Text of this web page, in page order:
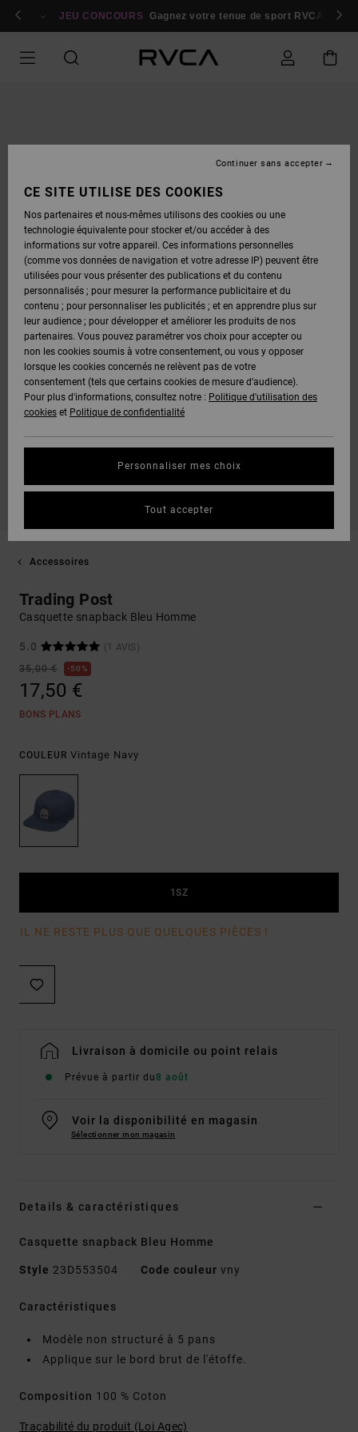
Se connecter / s'inscrire
JEU CONCOURS Gagnez votre tenue de sport RVCA
Accessoires
Trading Post
Casquette snapback Bleu Homme
5.0
(1 AVIS)
35,00 €
50%
17,50 €
BONS PLANS
COULEUR Vintage Navy
1SZ
IL NE RESTE PLUS QUE QUELQUES PIÈCES !
Livraison à domicile ou point relais
Prévue à partir du8 août
Voir la disponibilité en magasin
Sélectionner mon magasin
Details & caractéristiques
Casquette snapback Bleu Homme
Style 23D553504 Code couleur vny
Caractéristiques
Modèle non structuré à 5 pans
Applique sur le bord brut de l'étoffe.
Composition 100 % Coton
Traçabilité du produit (Loi Agec)
CE SITE UTILISE DES COOKIES
Nos partenaires et nous-mêmes utilisons des cookies ou une
technologie équivalente pour stocker et/ou accéder à des
informations sur votre appareil. Ces informations personnelles
(comme vos données de navigation et votre adresse IP) peuvent être
utilisées pour vous présenter des publications et du contenu
personnalisés ; pour mesurer la performance publicitaire et du
contenu ; pour personnaliser les publicités ; et en apprendre plus sur
leur audience ; pour développer et améliorer les produits de nos
partenaires. Vous pouvez paramétrer vos choix pour accepter ou
non les cookies soumis à votre consentement, ou vous y opposer
lorsque les cookies concernés ne relèvent pas de votre
consentement (tels que certains cookies de mesure d’audience).
Pour plus d'informations, consultez notre : Politique d'utilisation des
cookies et Politique de confidentialité
Personnaliser mes choix
Continuer sans accepter
Tout accepter